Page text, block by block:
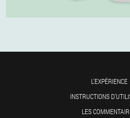
L'EXPÉRIENCE
INSTRUCTIONS
LES